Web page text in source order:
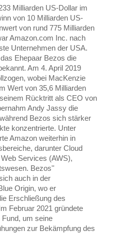
Milliarden US-Dollar im
von 10 Milliarden US-
von rund 775 Milliarden
Amazon.com Inc. nach
Unternehmen der USA.
Ehepaar Bezos die
Am 4. April 2019
wobei MacKenzie
Wert von 35,6 Milliarden
Rücktritt als CEO von
Andy Jassy die
Bezos sich stärker
konzentrierte. Unter
Amazon weiterhin in
darunter Cloud
Services (AWS),
Bezos''
auch in der
Origin, wo er
Erschließung des
Februar 2021 gründete
um seine
zur Bekämpfung des